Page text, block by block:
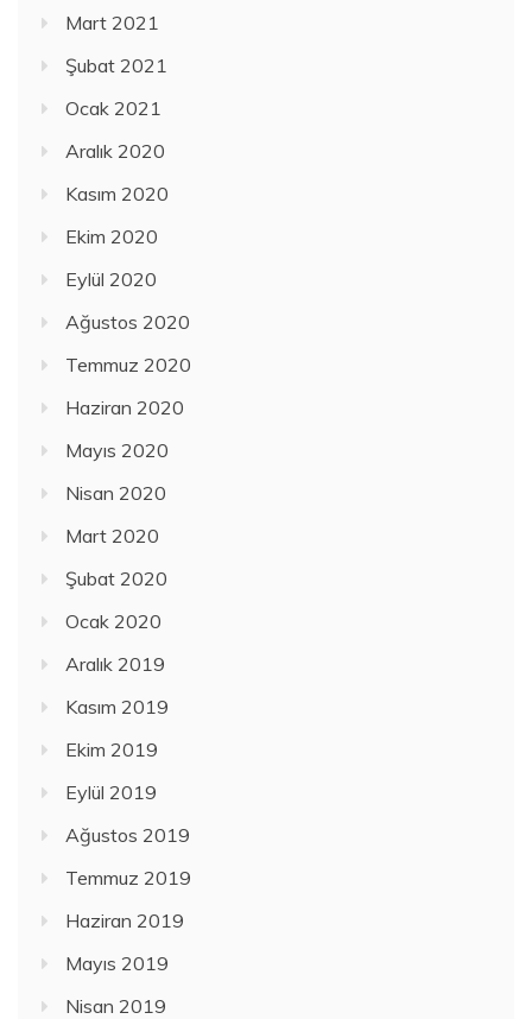
Mart 2021
Şubat 2021
Ocak 2021
Aralık 2020
Kasım 2020
Ekim 2020
Eylül 2020
Ağustos 2020
Temmuz 2020
Haziran 2020
Mayıs 2020
Nisan 2020
Mart 2020
Şubat 2020
Ocak 2020
Aralık 2019
Kasım 2019
Ekim 2019
Eylül 2019
Ağustos 2019
Temmuz 2019
Haziran 2019
Mayıs 2019
Nisan 2019